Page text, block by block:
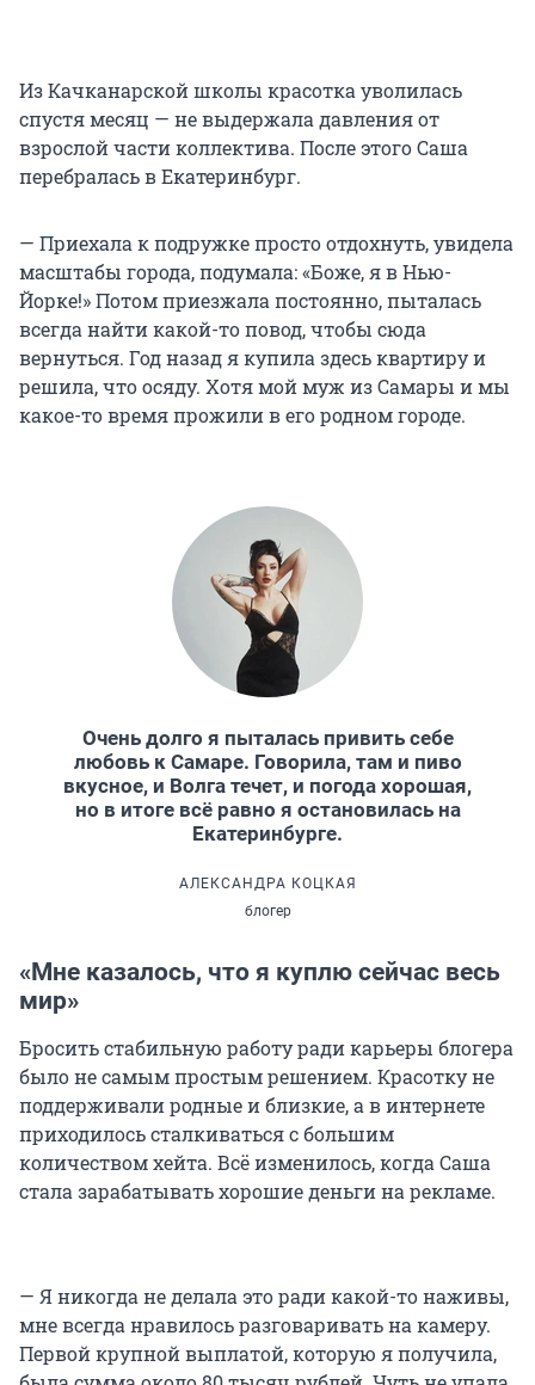
Из Качканарской школы красотка уволилась
спустя месяц — не выдержала давления от
взрослой части коллектива. После этого Саша
перебралась в Екатеринбург.
— Приехала к подружке просто отдохнуть, увидела
масштабы города, подумала: «Боже, я в Нью-
Йорке!» Потом приезжала постоянно, пыталась
всегда найти какой-то повод, чтобы сюда
вернуться. Год назад я купила здесь квартиру и
решила, что осяду. Хотя мой муж из Самары и мы
какое-то время прожили в его родном городе.
Очень долго я пыталась привить себе
любовь к Самаре. Говорила, там и пиво
вкусное, и Волга течет, и погода хорошая,
но в итоге всё равно я остановилась на
Екатеринбурге.
АЛЕКСАНДРА КОЦКАЯ
блогер
«Мне казалось, что я куплю сейчас весь
мир»
Бросить стабильную работу ради карьеры блогера
было не самым простым решением. Красотку не
поддерживали родные и близкие, а в интернете
приходилось сталкиваться с большим
количеством хейта. Всё изменилось, когда Саша
стала зарабатывать хорошие деньги на рекламе.
— Я никогда не делала это ради какой-то наживы,
мне всегда нравилось разговаривать на камеру.
Первой крупной выплатой, которую я получила,